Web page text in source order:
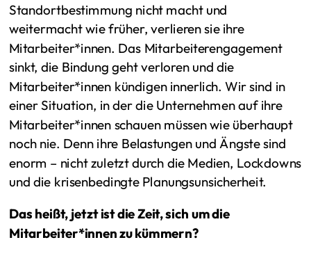
Standortbestimmung nicht macht und
weitermacht wie früher, verlieren sie ihre
Mitarbeiter*innen. Das Mitarbeiterengagement
sinkt, die Bindung geht verloren und die
Mitarbeiter*innen kündigen innerlich. Wir sind in
einer Situation, in der die Unternehmen auf ihre
Mitarbeiter*innen schauen müssen wie überhaupt
noch nie. Denn ihre Belastungen und Ängste sind
enorm – nicht zuletzt durch die Medien, Lockdowns
und die krisenbedingte Planungsunsicherheit.
Das heißt, jetzt ist die Zeit, sich um die
Mitarbeiter*innen zu kümmern?